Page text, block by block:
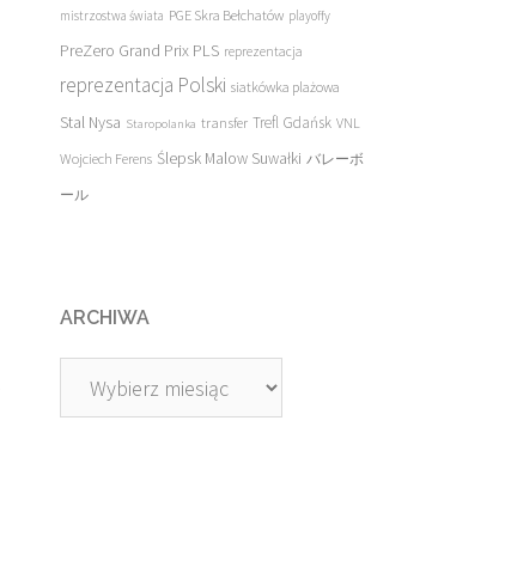
mistrzostwa świata PGE Skra Bełchatów playoffy
PreZero Grand Prix PLS reprezentacja
reprezentacja Polski siatkówka plażowa
Stal Nysa Staropolanka transfer Trefl Gdańsk VNL
Wojciech Ferens Ślepsk Malow Suwałki バレーボ
ール
ARCHIWA
Archiwa